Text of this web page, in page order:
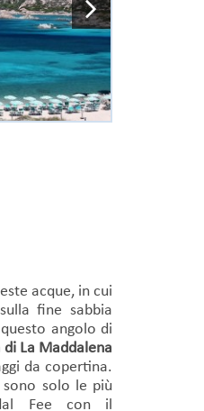
acque, in cui
fine sabbia
angolo di
di La Maddalena
da copertina.
sono solo le più
dal Fee con il